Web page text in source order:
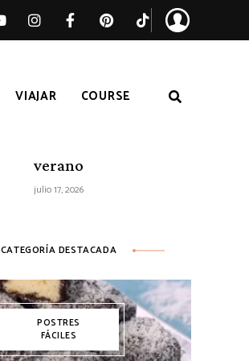
VIAJAR COURSE
verano
julio 17, 2026
CATEGORÍA DESTACADA
POSTRES
FÁCILES